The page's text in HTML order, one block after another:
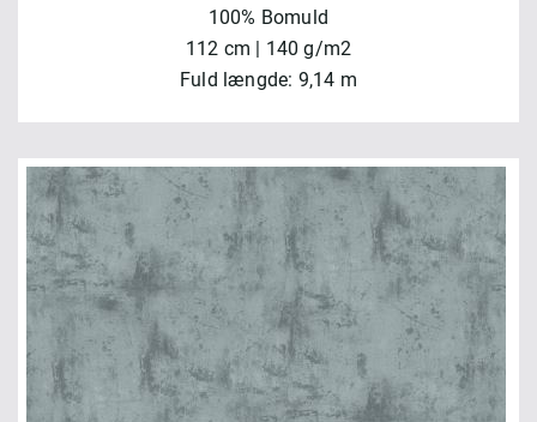
100% Bomuld
112 cm | 140 g/m2
Fuld længde: 9,14 m